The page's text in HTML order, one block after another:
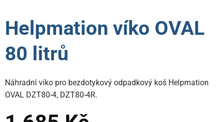
Helpmation víko OVAL
80 litrů
Náhradní víko pro bezdotykový odpadkový koš Helpmation
OVAL DZT80-4, DZT80-4R.